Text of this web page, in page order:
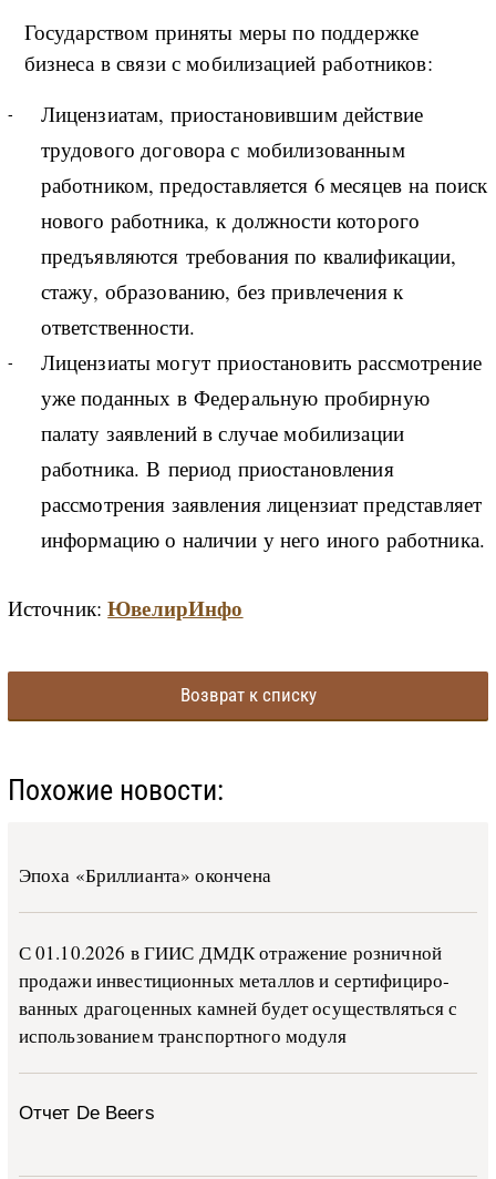
Государством приняты меры по поддержке
бизнеса в связи с мобилизацией работников:
Лицензиатам, приостановившим действие
трудового договора с мобилизованным
работником, предоставляется 6 месяцев на поиск
нового работника, к должности которого
предъявляются требования по квалификации,
стажу, образованию, без привлечения к
ответственности.
Лицензиаты могут приостановить рассмотрение
уже поданных в Федеральную пробирную
палату заявлений в случае мобилизации
работника. В период приостановления
рассмотрения заявления лицензиат представляет
информацию о наличии у него иного работника.
Источник:ЮвелирИнфо
Возврат к списку
Похожие новости:
Эпоха «Бриллианта» окончена
С 01.10.2026 в ГИИС ДМДК от­ра­же­ние роз­ни­ч­ной
про­да­жи ин­ве­сти­ци­он­ных ме­тал­лов и сер­ти­фи­ци­ро­
ван­ных дра­го­цен­ных ка­м­ней бу­дет осу­ще­ств­лять­ся с
ис­поль­зо­ва­ни­ем тран­с­пор­т­но­го мо­ду­ля
Отчет De Beers